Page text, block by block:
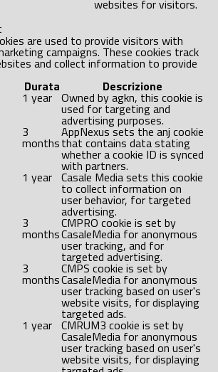
websites for visitors.
are used to provide visitors with
campaigns. These cookies track
and collect information to provide
Durata Descrizione
1 year Owned by agkn, this cookie is
used for targeting and
advertising purposes.
3
months
AppNexus sets the anj cookie
that contains data stating
whether a cookie ID is synced
with partners.
1 year Casale Media sets this cookie
to collect information on
user behavior, for targeted
advertising.
3
months
CMPRO cookie is set by
CasaleMedia for anonymous
user tracking, and for
targeted advertising.
3
months
CMPS cookie is set by
CasaleMedia for anonymous
user tracking based on user's
website visits, for displaying
targeted ads.
1 year CMRUM3 cookie is set by
CasaleMedia for anonymous
user tracking based on user's
website visits, for displaying